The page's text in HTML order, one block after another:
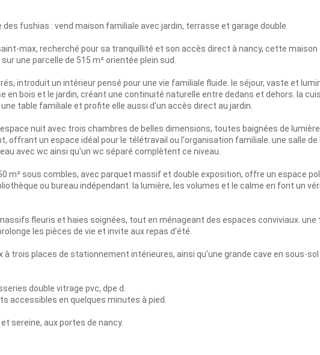
fushias : vend maison familiale avec jardin, terrasse et garage double
max, recherché pour sa tranquillité et son accès direct à nancy, cette maison
une parcelle de 515 m² orientée plein sud.
introduit un intérieur pensé pour une vie familiale fluide. le séjour, vaste et
en bois et le jardin, créant une continuité naturelle entre dedans et dehors. la
table familiale et profite elle aussi d'un accès direct au jardin.
nuit avec trois chambres de belles dimensions, toutes baignées de
offrant un espace idéal pour le télétravail ou l'organisation familiale. une salle de
avec wc ainsi qu'un wc séparé complètent ce niveau.
m² sous combles, avec parquet massif et double exposition, offre un espace
ou bureau indépendant. la lumière, les volumes et le calme en font un
fleuris et haies soignées, tout en ménageant des espaces conviviaux. une
les pièces de vie et invite aux repas d'été.
à trois places de stationnement intérieures, ainsi qu'une grande cave en sous-
double vitrage pvc, dpe d.
accessibles en quelques minutes à pied.
sereine, aux portes de nancy.